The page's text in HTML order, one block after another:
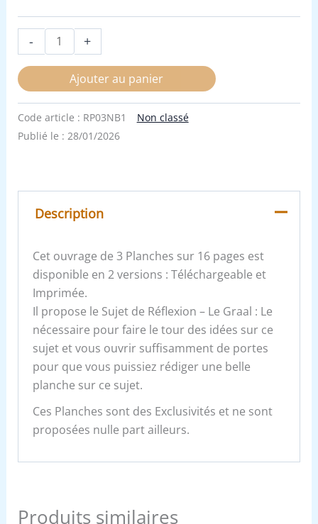
- +
Ajouter au panier
Code article : RP03NB1
Non classé
Publié le : 28/01/2026
Description
Cet ouvrage de 3 Planches sur 16 pages est
disponible en 2 versions : Téléchargeable et
Imprimée.
Il propose le Sujet de Réflexion – Le Graal : Le
nécessaire pour faire le tour des idées sur ce
sujet et vous ouvrir suffisamment de portes
pour que vous puissiez rédiger une belle
planche sur ce sujet.
Ces Planches sont des Exclusivités et ne sont
proposées nulle part ailleurs.
Produits similaires